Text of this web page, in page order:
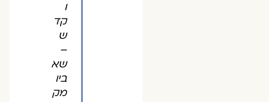
קד
ש
–
שא
ביו
מק